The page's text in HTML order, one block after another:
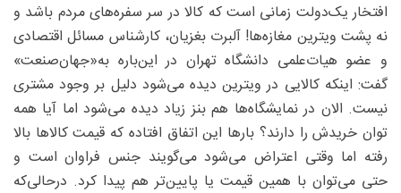
افتخار یک‌دولت زمانی است که کالا در سر سفره‌های مردم باشد و
نه پشت ویترین مغازه‌ها! آلبرت بغزیان، کارشناس مسائل اقتصادی
و عضو هیات‌علمی دانشگاه تهران در این‌باره به‌«جهان‌صنعت»
گفت: اینکه کالایی در ویترین دیده می‌شود دلیل بر وجود مشتری
نیست. الان در نمایشگاه‌ها هم بنز زیاد دیده می‌شود اما آیا همه
توان خریدش را دارند؟ بارها این اتفاق افتاده که قیمت کالاها بالا
رفته اما وقتی اعتراض می‌شود می‌گویند جنس فراوان است و
حتی می‌توان با همین قیمت یا پایین‌تر هم پیدا کرد. درحالی‌که